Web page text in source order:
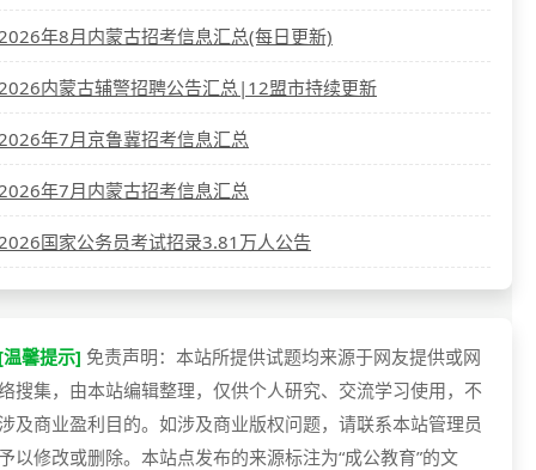
年8月内蒙古招考信息汇总(每日更新)
内蒙古辅警招聘公告汇总|12盟市持续更新
年7月京鲁冀招考信息汇总
年7月内蒙古招考信息汇总
国家公务员考试招录3.81万人公告
馨提示] 免责声明：本站所提供试题均来源于网友提供或网
搜集，由本站编辑整理，仅供个人研究、交流学习使用，不
及商业盈利目的。如涉及商业版权问题，请联系本站管理员
以修改或删除。本站点发布的来源标注为“成公教育”的文